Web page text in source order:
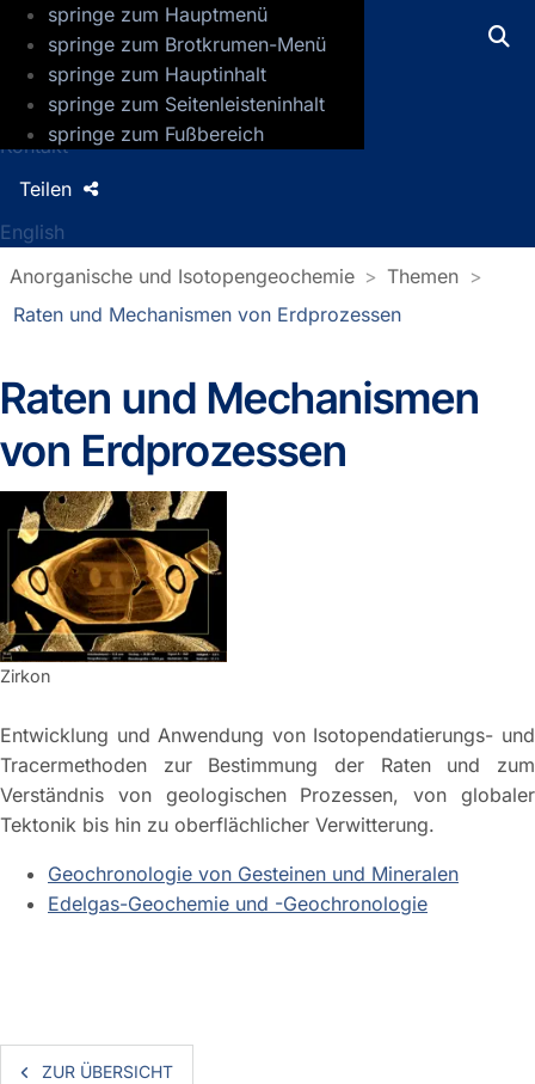
springe zum Hauptmenü
springe zum Brotkrumen-Menü
springe zum Hauptinhalt
springe zum Seitenleisteninhalt
springe zum Fußbereich
GFZ Helmholtz-Zentrum für
Presse
Jobs
Kontakt
English
Teilen
Anorganische und Isotopengeochemie
Themen
Raten und Mechanismen von Erdprozessen
Raten und Mechanismen
von Erdprozessen
Zirkon
Entwicklung und Anwendung von Isotopendatierungs- und
Tracermethoden zur Bestimmung der Raten und zum
Verständnis von geologischen Prozessen, von globaler
Tektonik bis hin zu oberflächlicher Verwitterung.
Geochronologie von Gesteinen und Mineralen
Edelgas-Geochemie und -Geochronologie
ZUR ÜBERSICHT